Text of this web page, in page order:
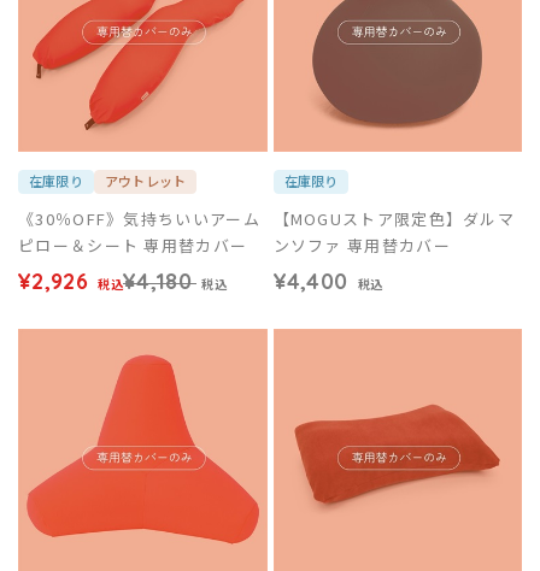
在庫限り アウトレット
《30％OFF》気持ちいいアーム
ピロー＆シート 専用替カバー
¥2,926 税込¥4,180 税込
在庫限り
【MOGUストア限定色】ダルマ
ンソファ 専用替カバー
¥4,400 税込